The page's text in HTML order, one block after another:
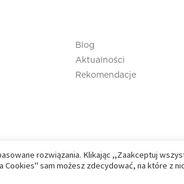
Blog
Aktualności
Rekomendacje
rozwiązania. Klikając ,,Zaakceptuj
sam możesz zdecydować, na które z